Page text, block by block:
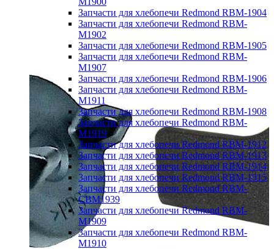
Запчасти для хлебопечи Redmond RBM-1904
Запчасти для хлебопечи Redmond RBM-
M1902
Запчасти для хлебопечи Redmond RBM-1905
Запчасти для хлебопечи Redmond RBM-
M1907
Запчасти для хлебопечи Redmond RBM-1906
Запчасти для хлебопечи Redmond RBM-
M1911
Запчасти для хлебопечи Redmond RBM-1908
Запчасти для хлебопечи Redmond RBM-
M1919
Запчасти для хлебопечи Redmond RBM-1912
Запчасти для хлебопечи Redmond RBM-1913
Запчасти для хлебопечи Redmond RBM-1914
Запчасти для хлебопечи Redmond RBM-1915
Запчасти для хлебопечи Redmond RBM-
CBM1939
Запчасти для хлебопечи Redmond RBM-
M1909
Запчасти для хлебопечи Redmond RBM-
M1910